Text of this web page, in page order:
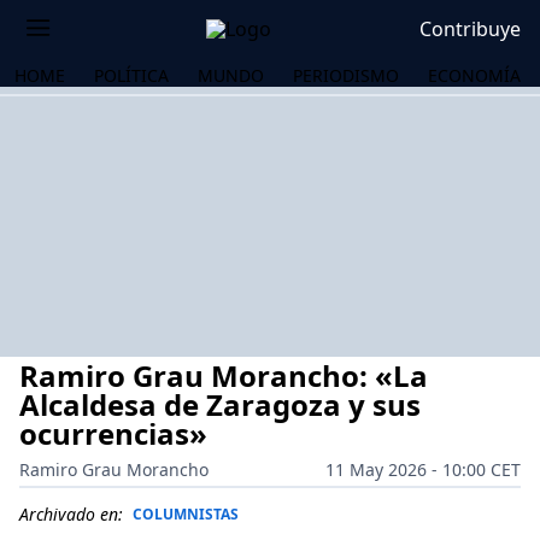
Contribuye
HOME POLÍTICA MUNDO PERIODISMO ECONOMÍA
Ramiro Grau Morancho: «La
Alcaldesa de Zaragoza y sus
ocurrencias»
Ramiro Grau Morancho
11 May 2026 - 10:00 CET
Archivado en: COLUMNISTAS